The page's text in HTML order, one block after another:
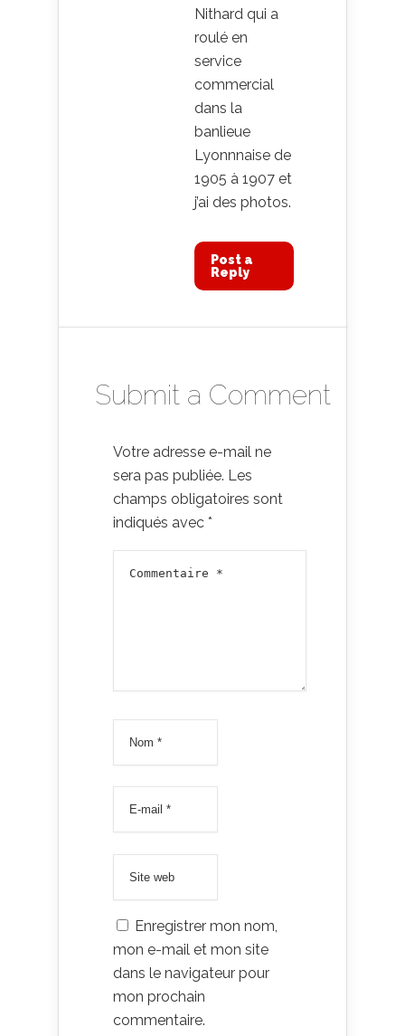
Nithard qui a
roulé en
service
commercial
dans la
banlieue
Lyonnnaise de
1905 à 1907 et
j’ai des photos.
Post a
Reply
Submit a Comment
Votre adresse e-mail ne
sera pas publiée. Les
champs obligatoires sont
indiqués avec *
Enregistrer mon nom,
mon e-mail et mon site
dans le navigateur pour
mon prochain
commentaire.